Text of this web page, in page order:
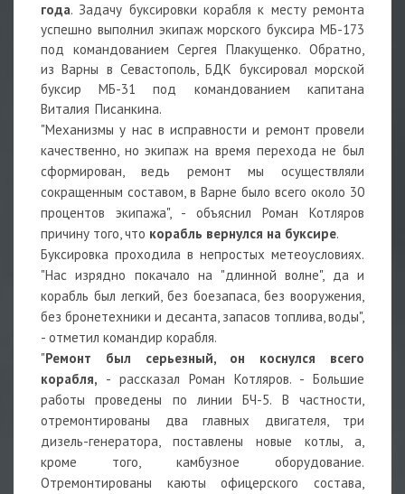
года. Задачу буксировки корабля к месту ремонта
успешно выполнил экипаж морского буксира МБ-173
под командованием Сергея Плакущенко. Обратно,
из Варны в Севастополь, БДК буксировал морской
буксир МБ-31 под командованием капитана
Виталия Писанкина.
"Механизмы у нас в исправности и ремонт провели
качественно, но экипаж на время перехода не был
сформирован, ведь ремонт мы осуществляли
сокращенным составом, в Варне было всего около 30
процентов экипажа", - объяснил Роман Котляров
причину того, что корабль вернулся на буксире.
Буксировка проходила в непростых метеоусловиях.
"Нас изрядно покачало на "длинной волне", да и
корабль был легкий, без боезапаса, без вооружения,
без бронетехники и десанта, запасов топлива, воды",
- отметил командир корабля.
"Ремонт был серьезный, он коснулся всего
корабля, - рассказал Роман Котляров. - Большие
работы проведены по линии БЧ-5. В частности,
отремонтированы два главных двигателя, три
дизель-генератора, поставлены новые котлы, а,
кроме того, камбузное оборудование.
Отремонтированы каюты офицерского состава,